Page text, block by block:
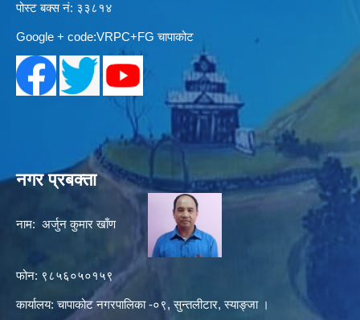
पोस्ट बक्स नं: ३३८१४
Google + code:VRPC+FG चापाकोट
नगर प्रबक्ता
नाम: अर्जुन कुमार खाँण
फोन: ९८५६०५०१५९
कार्यालय: चापाकोट नगरपालिका -०९, सुन्तलीटार, स्याङ्जा ।